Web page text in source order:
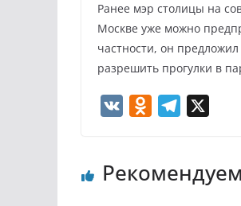
Ранее мэр столицы на
Москве уже можно
частности, он
разрешить прогулки в
o
e
Рекомендуем